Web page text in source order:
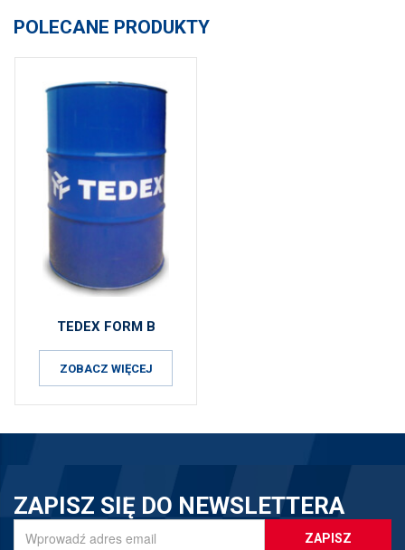
POLECANE PRODUKTY
TEDEX FORM B
ZOBACZ WIĘCEJ
ZAPISZ SIĘ DO NEWSLETTERA
ZAPISZ